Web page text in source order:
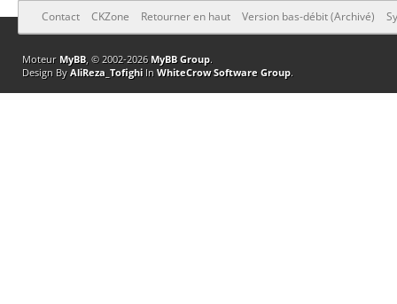
Contact CKZone Retourner en haut Version bas-débit (Archivé)
Moteur MyBB, © 2002-2026 MyBB Group.
Design By AliReza_TofighiIn WhiteCrow Software Group.